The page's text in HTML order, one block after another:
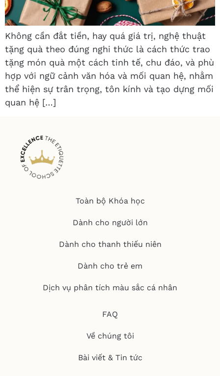
Không cần đắt tiền, hay quá giá trị, nghệ thuật
tặng quà theo đúng nghi thức là cách thức trao
tặng món quà một cách tinh tế, chu đáo, và phù
hợp với ngữ cảnh văn hóa và mối quan hệ, nhằm
thể hiện sự trân trọng, tôn kính và tạo dựng mối
quan hệ […]
Toàn bộ Khóa học
Dành cho người lớn
Dành cho thanh thiếu niên
Dành cho trẻ em
Dịch vụ phân tích màu sắc cá nhân
FAQ
Về chúng tôi
Bài viết & Tin tức